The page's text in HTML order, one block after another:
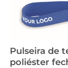
Pulseira de
poliéster